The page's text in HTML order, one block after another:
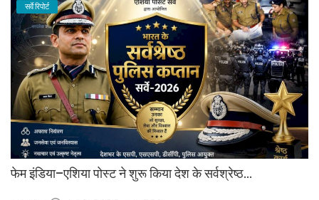
सर्वे रिपोर्ट
फेम इंडिया–एशिया पोस्ट ने शुरू किया देश के सर्वश्रेष्ठ...